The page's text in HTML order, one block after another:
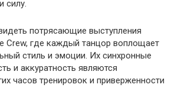
силу.
потрясающие выступления
Crew, где каждый танцор воплощает
стиль и эмоции. Их синхронные
и аккуратность являются
часов тренировок и приверженности